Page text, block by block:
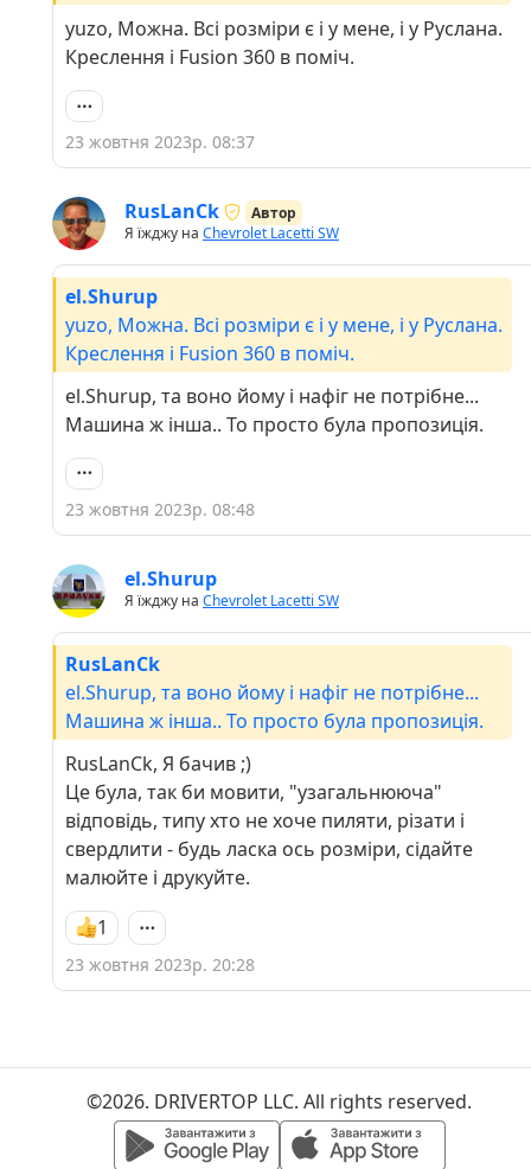
yuzo, Можна. Всі розміри є і у мене, і у Руслана.
Креслення і Fusion 360 в поміч.
23 жовтня 2023р. 08:37
RusLanCk
Автор
Я їжджу на Chevrolet Lacetti SW
el.Shurup
yuzo, Можна. Всі розміри є і у мене, і у Руслана.
Креслення і Fusion 360 в поміч.
el.Shurup, та воно йому і нафіг не потрібне...
Машина ж інша.. То просто була пропозиція.
23 жовтня 2023р. 08:48
el.Shurup
Я їжджу на Chevrolet Lacetti SW
RusLanCk
el.Shurup, та воно йому і нафіг не потрібне...
Машина ж інша.. То просто була пропозиція.
RusLanCk, Я бачив ;)
Це була, так би мовити, "узагальнююча"
відповідь, типу хто не хоче пиляти, різати і
свердлити - будь ласка ось розміри, сідайте
малюйте і друкуйте.
1
23 жовтня 2023р. 20:28
©2026. DRIVERTOP LLC. All rights reserved.